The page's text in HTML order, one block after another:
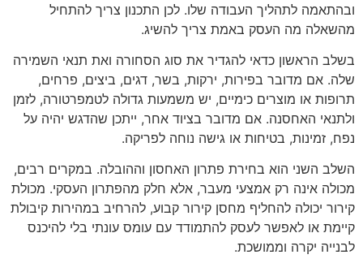
ובהתאמה לתהליך העבודה שלו. לכן התכנון צריך להתחיל
מהשאלה מה העסק באמת צריך להשיג.
בשלב הראשון כדאי להגדיר את סוג הסחורה ואת תנאי השמירה
שלה. אם מדובר בפירות, ירקות, בשר, דגים, ביצים, פרחים,
תרופות או מוצרים כימיים, יש משמעות גדולה לטמפרטורה, לזמן
ולתנאי האחסנה. אם מדובר בציוד אחר, ייתכן שהדגש יהיה על
נפח, זמינות, בטיחות או גישה נוחה לפריקה.
השלב השני הוא בחירת פתרון האחסון וההובלה. במקרים רבים,
מכולה אינה רק אמצעי מעבר, אלא חלק מהפתרון העסקי. מכולת
קירור יכולה להחליף מחסן קירור קבוע, להרחיב במהירות קיבולת
קיימת או לאפשר לעסק להתמודד עם עומס עונתי בלי להיכנס
לבנייה יקרה וממושכת.